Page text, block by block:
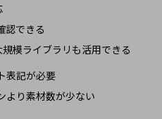
認できる
模ライブラリも活用できる
表記が必要
より素材数が少ない